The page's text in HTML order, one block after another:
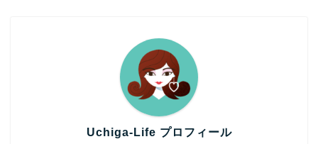
Uchiga-Life プロフィール